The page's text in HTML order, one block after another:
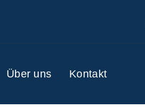
Über uns Kontakt